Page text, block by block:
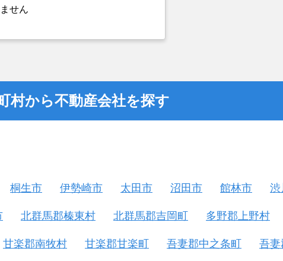
せん
村から不動産会社を探す
桐生市 伊勢崎市 太田市 沼田市 館林市 渋
北群馬郡榛東村 北群馬郡吉岡町 多野郡上野村
甘楽郡南牧村 甘楽郡甘楽町 吾妻郡中之条町 吾妻